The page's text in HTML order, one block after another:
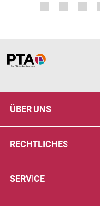
Home
ÜBER UNS
RECHTLICHES
SERVICE